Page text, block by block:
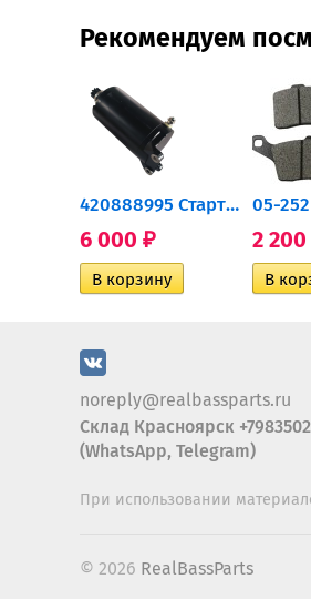
Рекомендуем
420888995 Стартер для...
6 000 ₽ 2 200
noreply@realbassparts.ru
Склад Красноярск
(WhatsApp, Telegram)
При использовании
© 2026 RealBassParts